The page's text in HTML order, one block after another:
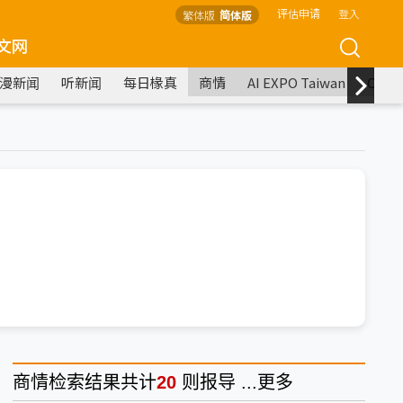
繁体版 简体版 评估申请 登入
网
漫新闻 听新闻 每日椽真 商情 AI EXPO Taiwan
商情检索结果共计20 则报导 ... 更多